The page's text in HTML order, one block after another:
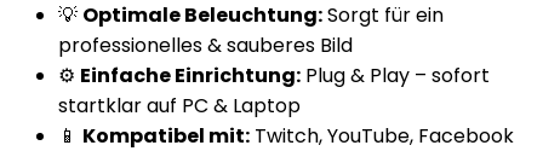
💡 Optimale Beleuchtung:Sorgt für ein
professionelles & sauberes Bild
⚙️ Einfache Einrichtung: Plug & Play – sofort
startklar auf PC & Laptop
📱 Kompatibel mit: Twitch, YouTube, Facebook